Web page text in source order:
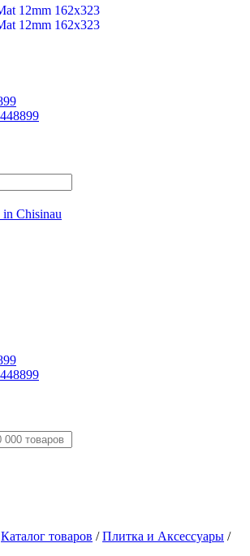
Каталог товаров / Плитка и Аксессуары /